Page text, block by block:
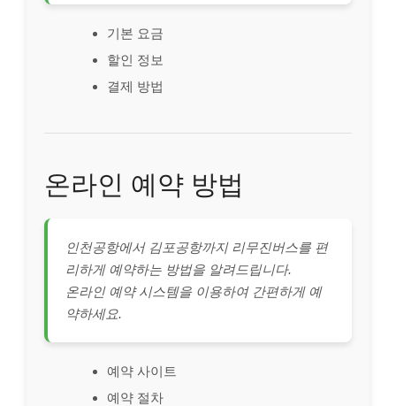
기본 요금
할인 정보
결제 방법
온라인 예약 방법
인천공항에서 김포공항까지 리무진버스를 편
리하게 예약하는 방법을 알려드립니다.
온라인 예약 시스템을 이용하여 간편하게 예
약하세요.
예약 사이트
예약 절차